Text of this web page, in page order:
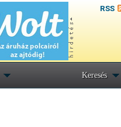
RSS
Keresés